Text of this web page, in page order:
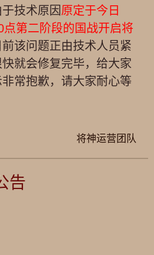
技术原因 原定于今日
点第二阶段的国战开启将
前该问题正由技术人员紧
就会修复完毕，给大家
常抱歉，请大家耐心等
将神运营团队
告